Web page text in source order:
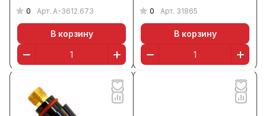
0 Арт. А-3612.673
В корзину
0 Арт. 31865
В корзину